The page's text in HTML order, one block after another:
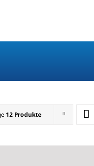
12 Produkte